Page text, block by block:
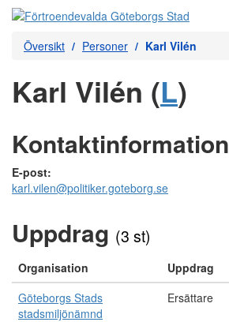
Översikt Personer Karl Vilén
Karl Vilén (L)
Kontaktinformation
E-post:
karl.vilen@politiker.goteborg.se
Uppdrag (3 st)
Organisation Uppdrag
Göteborgs Stads
stadsmiljönämnd
Ersättare